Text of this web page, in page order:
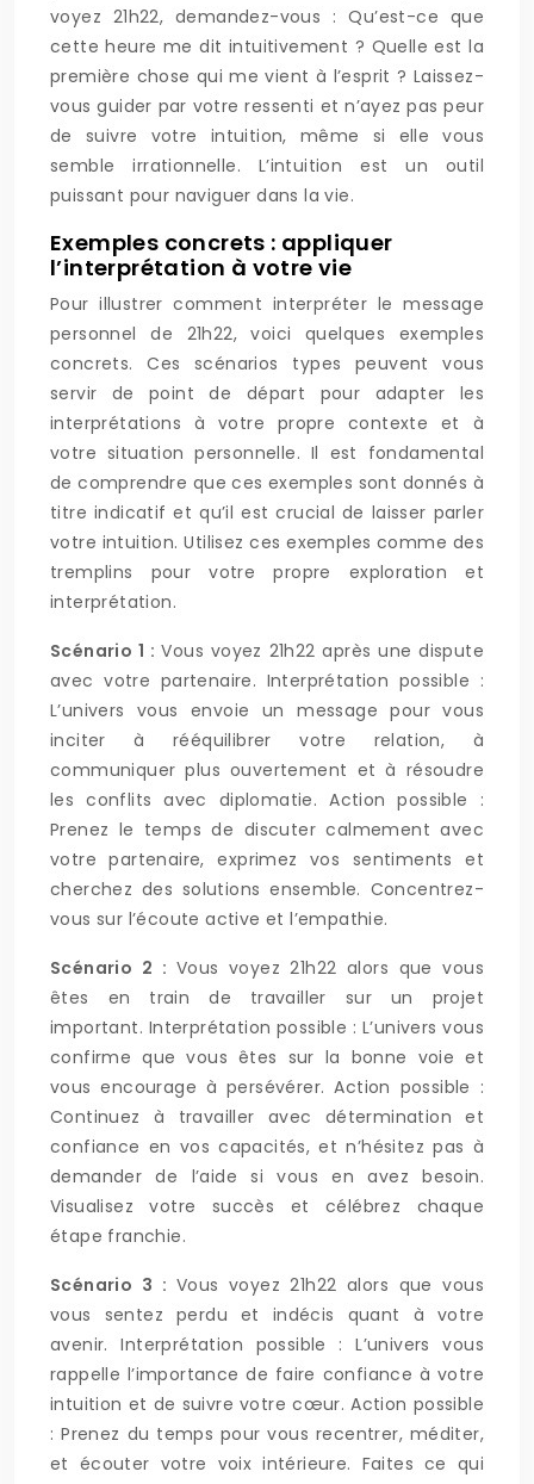
voyez 21h22, demandez-vous : Qu’est-ce que
cette heure me dit intuitivement ? Quelle est la
première chose qui me vient à l’esprit ? Laissez-
vous guider par votre ressenti et n’ayez pas peur
de suivre votre intuition, même si elle vous
semble irrationnelle. L’intuition est un outil
puissant pour naviguer dans la vie.
Exemples concrets : appliquer
l’interprétation à votre vie
Pour illustrer comment interpréter le message
personnel de 21h22, voici quelques exemples
concrets. Ces scénarios types peuvent vous
servir de point de départ pour adapter les
interprétations à votre propre contexte et à
votre situation personnelle. Il est fondamental
de comprendre que ces exemples sont donnés à
titre indicatif et qu’il est crucial de laisser parler
votre intuition. Utilisez ces exemples comme des
tremplins pour votre propre exploration et
interprétation.
Scénario 1 :Vous voyez 21h22 après une dispute
avec votre partenaire. Interprétation possible :
L’univers vous envoie un message pour vous
inciter à rééquilibrer votre relation, à
communiquer plus ouvertement et à résoudre
les conflits avec diplomatie. Action possible :
Prenez le temps de discuter calmement avec
votre partenaire, exprimez vos sentiments et
cherchez des solutions ensemble. Concentrez-
vous sur l’écoute active et l’empathie.
Scénario 2 : Vous voyez 21h22 alors que vous
êtes en train de travailler sur un projet
important. Interprétation possible : L’univers vous
confirme que vous êtes sur la bonne voie et
vous encourage à persévérer. Action possible :
Continuez à travailler avec détermination et
confiance en vos capacités, et n’hésitez pas à
demander de l’aide si vous en avez besoin.
Visualisez votre succès et célébrez chaque
étape franchie.
Scénario 3 : Vous voyez 21h22 alors que vous
vous sentez perdu et indécis quant à votre
avenir. Interprétation possible : L’univers vous
rappelle l’importance de faire confiance à votre
intuition et de suivre votre cœur. Action possible
: Prenez du temps pour vous recentrer, méditer,
et écouter votre voix intérieure. Faites ce qui